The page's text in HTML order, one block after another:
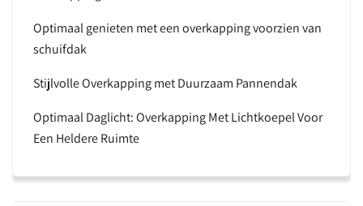
Optimaal genieten met een overkapping voorzien van
schuifdak
Stijlvolle Overkapping met Duurzaam Pannendak
Optimaal Daglicht: Overkapping Met Lichtkoepel Voor
Een Heldere Ruimte